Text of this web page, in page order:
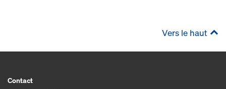
Vers le haut
Contact